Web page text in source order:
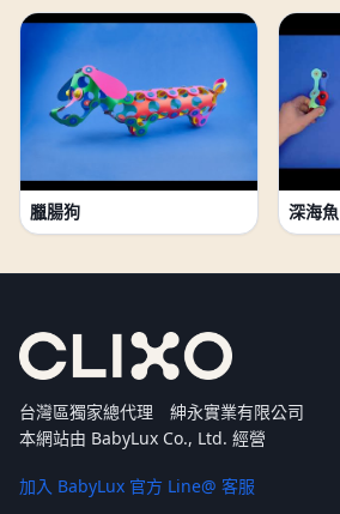
臘腸狗 深海魚
台灣區獨家總代理 紳永實業有限公司
本網站由 BabyLux Co., Ltd. 經營
加入 BabyLux 官方 Line@ 客服